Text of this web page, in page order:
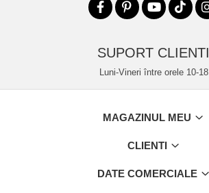
SUPORT CLIENTI
Luni-Vineri între orele 10-18
MAGAZINUL MEU
CLIENTI
DATE COMERCIALE